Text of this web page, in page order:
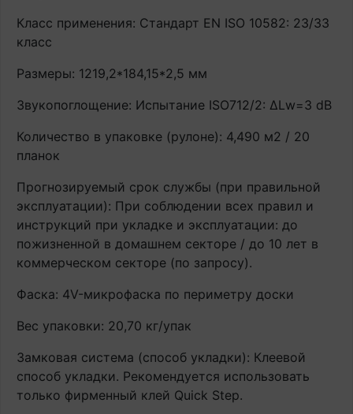
Класс применения: Стандарт EN ISO 10582: 23/33
класс
Размеры: 1219,2*184,15*2,5 мм
Звукопоглощение: Испытание ISO712/2: ∆Lw=3 dB
Количество в упаковке (рулоне): 4,490 м2 / 20
планок
Прогнозируемый срок службы (при правильной
эксплуатации): При соблюдении всех правил и
инструкций при укладке и эксплуатации: до
пожизненной в домашнем секторе / до 10 лет в
коммерческом секторе (по запросу).
Фаска: 4V-микрофаска по периметру доски
Вес упаковки: 20,70 кг/упак
Замковая система (способ укладки): Клеевой
способ укладки. Рекомендуется использовать
только фирменный клей Quick Step.